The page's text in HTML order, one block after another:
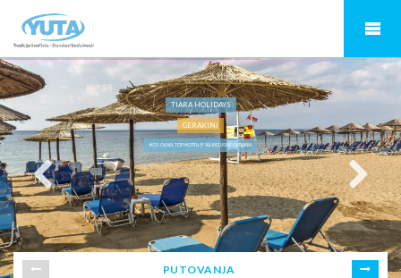
TIARA HOLIDAYS
GERAKINI
IKOS OLIVIA, TOP HOTELI 5* ALL INCLUSIVE GERAKINI
PUTOVANJA